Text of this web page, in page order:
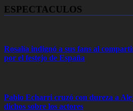
ESPECTACULOS
Rosalía indignó a sus fans al
por el festejo de España
Pablo Echarri cruzó con dureza a
dichos sobre los actores